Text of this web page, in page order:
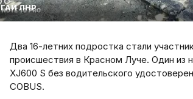
ГАИ ЛНР
Два 16-летних подростка стали
происшествия в Красном Луче. Один из
XJ600 S без водительского
COBUS.